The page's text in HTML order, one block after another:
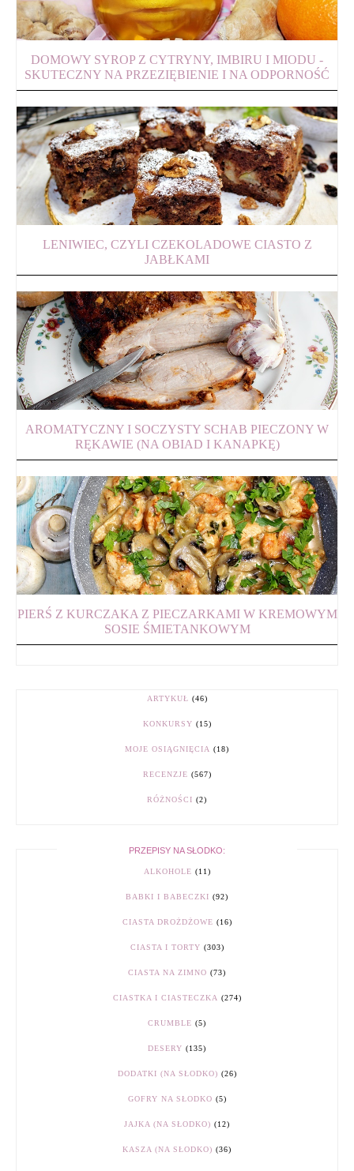
DOMOWY SYROP Z CYTRYNY, IMBIRU I MIODU -
SKUTECZNY NA PRZEZIĘBIENIE I NA ODPORNOŚĆ
LENIWIEC, CZYLI CZEKOLADOWE CIASTO Z
JABŁKAMI
AROMATYCZNY I SOCZYSTY SCHAB PIECZONY W
RĘKAWIE (NA OBIAD I KANAPKĘ)
PIERŚ Z KURCZAKA Z PIECZARKAMI W KREMOWYM
SOSIE ŚMIETANKOWYM
ARTYKUŁ (46)
KONKURSY (15)
MOJE OSIĄGNIĘCIA (18)
RECENZJE (567)
RÓŻNOŚCI (2)
PRZEPISY NA SŁODKO:
ALKOHOLE (11)
BABKI I BABECZKI (92)
CIASTA DROŻDŻOWE (16)
CIASTA I TORTY (303)
CIASTA NA ZIMNO (73)
CIASTKA I CIASTECZKA (274)
CRUMBLE (5)
DESERY (135)
DODATKI (NA SŁODKO) (26)
GOFRY NA SŁODKO (5)
JAJKA (NA SŁODKO) (12)
KASZA (NA SŁODKO) (36)